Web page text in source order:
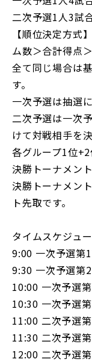
二次予選1人3試
【順位決定方式
ム数＞合計得点
全て同じ場合は
す。
一次予選は抽選
二次予選は一次
けて対戦相手を
各グループ1位
決勝トーナメン
決勝トーナメン
ト先取です。
タイムスケジュ
9:00 一次予選第
9:30 一次予選第
10:00 一次予選
10:30 一次予選
11:00 二次予選
11:30 二次予選
12:00 二次予選